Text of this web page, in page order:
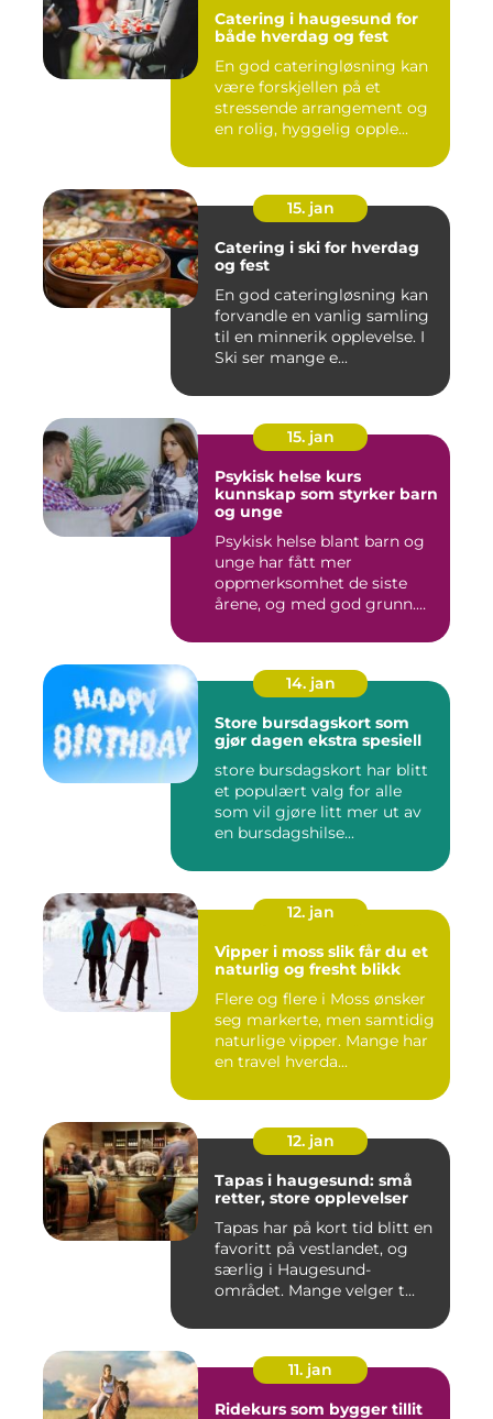
Catering i haugesund for
både hverdag og fest
En god cateringløsning kan
være forskjellen på et
stressende arrangement og
en rolig, hyggelig opple...
15. jan
Catering i ski for hverdag
og fest
En god cateringløsning kan
forvandle en vanlig samling
til en minnerik opplevelse. I
Ski ser mange e...
15. jan
Psykisk helse kurs
kunnskap som styrker barn
og unge
Psykisk helse blant barn og
unge har fått mer
oppmerksomhet de siste
årene, og med god grunn.
14. jan
Store bursdagskort som
gjør dagen ekstra spesiell
store bursdagskort har blitt
et populært valg for alle
som vil gjøre litt mer ut av
en bursdagshilse...
12. jan
Vipper i moss slik får du et
naturlig og fresht blikk
Flere og flere i Moss ønsker
seg markerte, men samtidig
naturlige vipper. Mange har
en travel hverda...
12. jan
Tapas i haugesund: små
retter, store opplevelser
Tapas har på kort tid blitt en
favoritt på vestlandet, og
særlig i Haugesund-
området. Mange velger t...
11. jan
Ridekurs som bygger tillit